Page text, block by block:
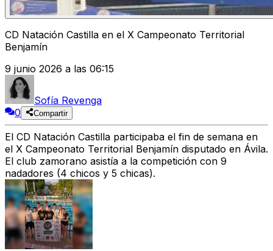
CD Natación Castilla en el X Campeonato Territorial
Benjamín
9 junio 2026 a las 06:15
Sofía Revenga
0
Compartir
El CD Natación Castilla participaba el fin de semana en
el X Campeonato Territorial Benjamín disputado en Ávila.
El club zamorano asistía a la competición con 9
nadadores (4 chicos y 5 chicas).